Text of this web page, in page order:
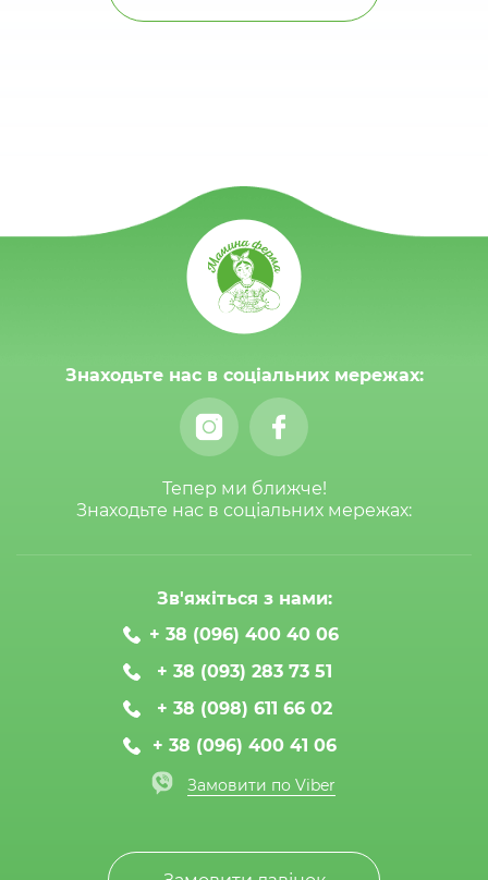
Знаходьте нас в соціальних мережах:
Тепер ми ближче!
Знаходьте нас в соціальних мережах:
Зв'яжіться з нами:
+ 38 (096) 400 40 06
+ 38 (093) 283 73 51
+ 38 (098) 611 66 02
+ 38 (096) 400 41 06
Замовити по Viber